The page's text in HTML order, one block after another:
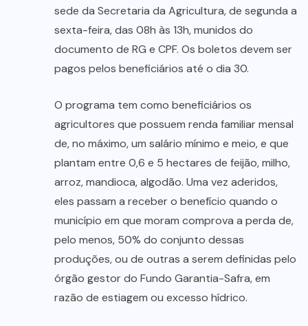
sede da Secretaria da Agricultura, de segunda a
sexta-feira, das 08h às 13h, munidos do
documento de RG e CPF. Os boletos devem ser
pagos pelos beneficiários até o dia 30.
O programa tem como beneficiários os
agricultores que possuem renda familiar mensal
de, no máximo, um salário mínimo e meio, e que
plantam entre 0,6 e 5 hectares de feijão, milho,
arroz, mandioca, algodão. Uma vez aderidos,
eles passam a receber o benefício quando o
município em que moram comprova a perda de,
pelo menos, 50% do conjunto dessas
produções, ou de outras a serem definidas pelo
órgão gestor do Fundo Garantia-Safra, em
razão de estiagem ou excesso hídrico.